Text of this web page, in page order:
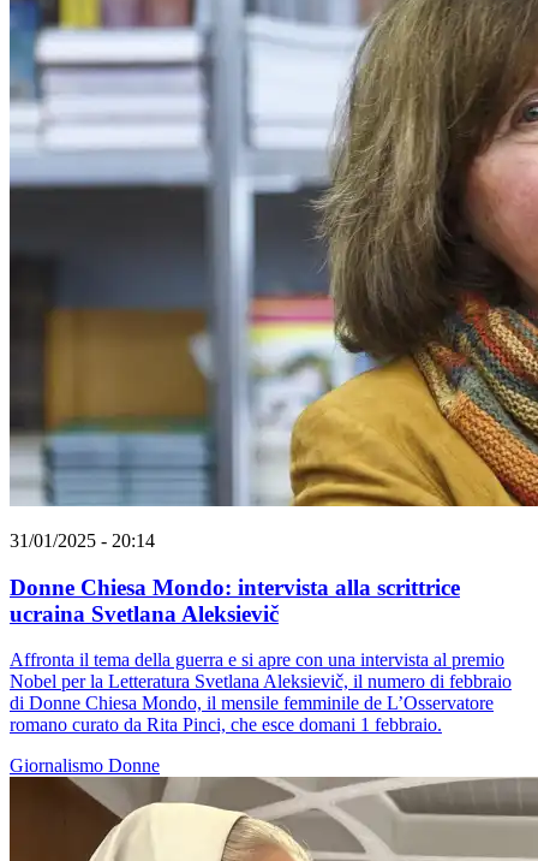
31/01/2025 - 20:14
Donne Chiesa Mondo: intervista alla scrittrice
ucraina Svetlana Aleksievič
Affronta il tema della guerra e si apre con una intervista al premio
Nobel per la Letteratura Svetlana Aleksievič, il numero di febbraio
di Donne Chiesa Mondo, il mensile femminile de L’Osservatore
romano curato da Rita Pinci, che esce domani 1 febbraio.
Giornalismo Donne